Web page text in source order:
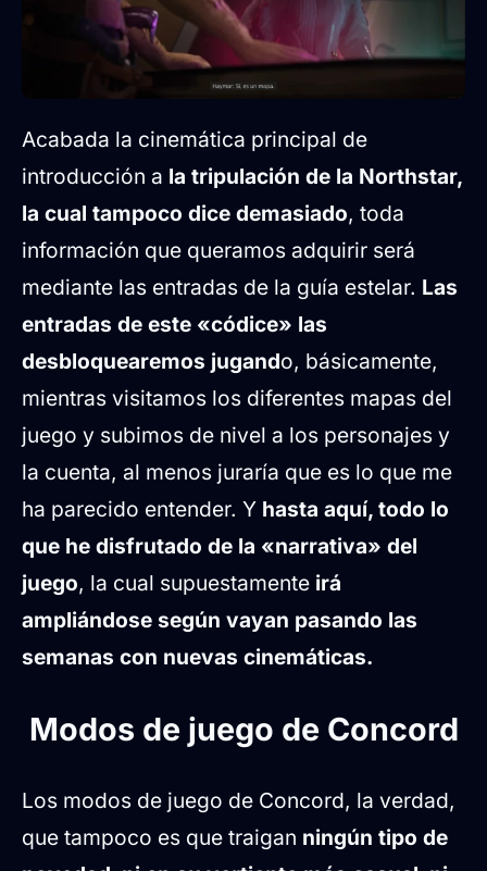
Acabada la cinemática principal de
introducción a la tripulación de la Northstar,
la cual tampoco dice demasiado, toda
información que queramos adquirir será
mediante las entradas de la guía estelar. Las
entradas de este «códice» las
desbloquearemos jugando, básicamente,
mientras visitamos los diferentes mapas del
juego y subimos de nivel a los personajes y
la cuenta, al menos juraría que es lo que me
ha parecido entender. Y hasta aquí, todo lo
que he disfrutado de la «narrativa» del
juego, la cual supuestamente irá
ampliándose según vayan pasando las
semanas con nuevas cinemáticas.
Modos de juego de Concord
Los modos de juego de Concord, la verdad,
que tampoco es que traigan ningún tipo de